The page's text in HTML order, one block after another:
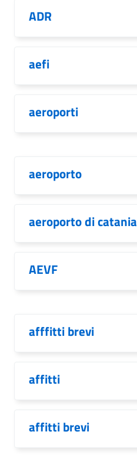
ADR
aefi
aeroporti
aeroporto
aeroporto di catania
AEVF
afffitti brevi
affitti
affitti brevi